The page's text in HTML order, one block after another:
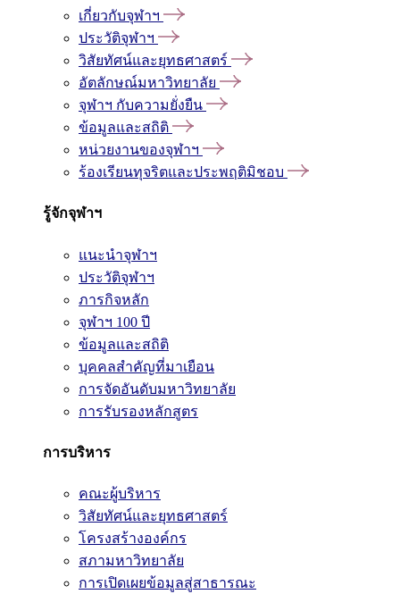
เกี่ยวกับจุฬาฯ
ประวัติจุฬาฯ
วิสัยทัศน์และยุทธศาสตร์
อัตลักษณ์มหาวิทยาลัย
จุฬาฯ กับความยั่งยืน
ข้อมูลและสถิติ
หน่วยงานของจุฬาฯ
ร้องเรียนทุจริตและประพฤติมิชอบ
รู้จักจุฬาฯ
แนะนำจุฬาฯ
ประวัติจุฬาฯ
ภารกิจหลัก
จุฬาฯ 100 ปี
ข้อมูลและสถิติ
บุคคลสำคัญที่มาเยือน
การจัดอันดับมหาวิทยาลัย
การรับรองหลักสูตร
การบริหาร
คณะผู้บริหาร
วิสัยทัศน์และยุทธศาสตร์
โครงสร้างองค์กร
สภามหาวิทยาลัย
การเปิดเผยข้อมูลสู่สาธารณะ